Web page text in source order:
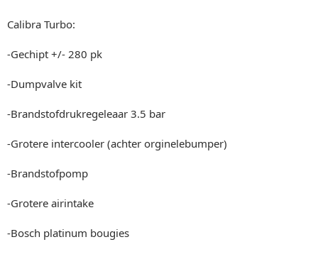
Calibra Turbo:
-Gechipt +/- 280 pk
-Dumpvalve kit
-Brandstofdrukregeleaar 3.5 bar
-Grotere intercooler (achter orginelebumper)
-Brandstofpomp
-Grotere airintake
-Bosch platinum bougies